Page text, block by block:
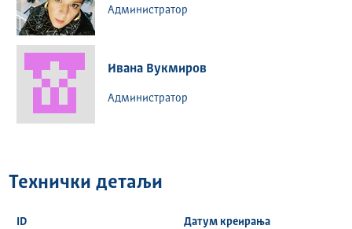
Администратор
Ивана Вукмиров
Администратор
Технички детаљи
ID
Датум креирања